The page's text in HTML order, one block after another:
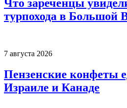
Что зареченцы
турпохода в Большой
7 августа 2026
Пензенские конфеты
Израиле и Канаде